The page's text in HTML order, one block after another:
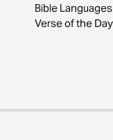
Bible Languages
Verse of the Day